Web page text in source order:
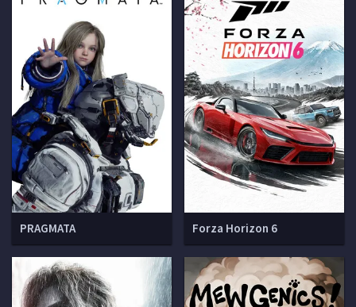
PRAGMATA Forza Horizon 6